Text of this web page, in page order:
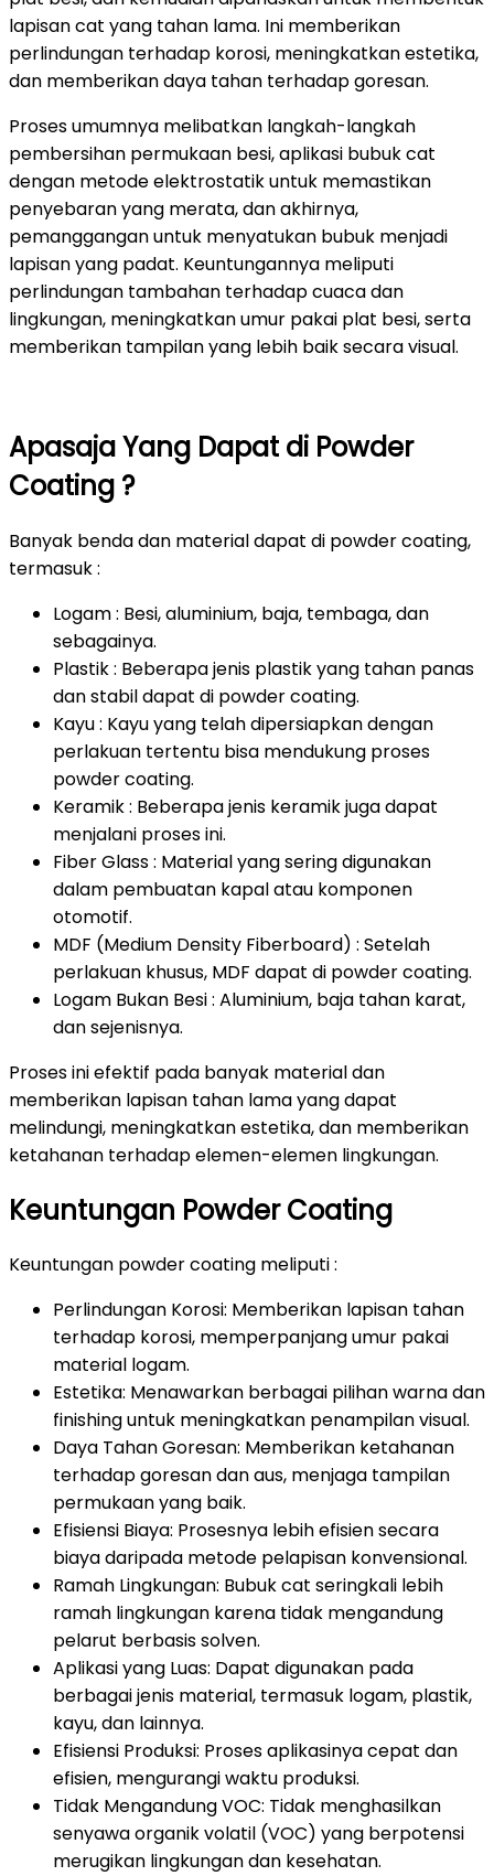
lapisan cat yang tahan lama. Ini memberikan
perlindungan terhadap korosi, meningkatkan estetika,
dan memberikan daya tahan terhadap goresan.
Proses umumnya melibatkan langkah-langkah
pembersihan permukaan besi, aplikasi bubuk cat
dengan metode elektrostatik untuk memastikan
penyebaran yang merata, dan akhirnya,
pemanggangan untuk menyatukan bubuk menjadi
lapisan yang padat. Keuntungannya meliputi
perlindungan tambahan terhadap cuaca dan
lingkungan, meningkatkan umur pakai plat besi, serta
memberikan tampilan yang lebih baik secara visual.
Apasaja Yang Dapat di Powder
Coating ?
Banyak benda dan material dapat di powder coating,
termasuk :
Logam : Besi, aluminium, baja, tembaga, dan
sebagainya.
Plastik : Beberapa jenis plastik yang tahan panas
dan stabil dapat di powder coating.
Kayu : Kayu yang telah dipersiapkan dengan
perlakuan tertentu bisa mendukung proses
powder coating.
Keramik : Beberapa jenis keramik juga dapat
menjalani proses ini.
Fiber Glass : Material yang sering digunakan
dalam pembuatan kapal atau komponen
otomotif.
MDF (Medium Density Fiberboard) : Setelah
perlakuan khusus, MDF dapat di powder coating.
Logam Bukan Besi : Aluminium, baja tahan karat,
dan sejenisnya.
Proses ini efektif pada banyak material dan
memberikan lapisan tahan lama yang dapat
melindungi, meningkatkan estetika, dan memberikan
ketahanan terhadap elemen-elemen lingkungan.
Keuntungan Powder Coating
Keuntungan powder coating meliputi :
Perlindungan Korosi: Memberikan lapisan tahan
terhadap korosi, memperpanjang umur pakai
material logam.
Estetika: Menawarkan berbagai pilihan warna dan
finishing untuk meningkatkan penampilan visual.
Daya Tahan Goresan: Memberikan ketahanan
terhadap goresan dan aus, menjaga tampilan
permukaan yang baik.
Efisiensi Biaya: Prosesnya lebih efisien secara
biaya daripada metode pelapisan konvensional.
Ramah Lingkungan: Bubuk cat seringkali lebih
ramah lingkungan karena tidak mengandung
pelarut berbasis solven.
Aplikasi yang Luas: Dapat digunakan pada
berbagai jenis material, termasuk logam, plastik,
kayu, dan lainnya.
Efisiensi Produksi: Proses aplikasinya cepat dan
efisien, mengurangi waktu produksi.
Tidak Mengandung VOC: Tidak menghasilkan
senyawa organik volatil (VOC) yang berpotensi
merugikan lingkungan dan kesehatan.